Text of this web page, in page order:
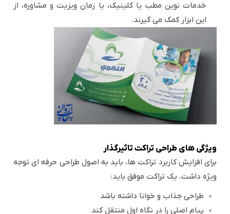
خدمات نوین مطب یا کلینیک، یا زمان ویزیت و مشاوره، از
این ابزار کمک می گیرند.
ویژگی های طراحی تراکت تاثیرگذار
برای افزایش کاربرد تراکت ها، باید به اصول طراحی حرفه ای توجه
ویژه داشت. یک تراکت موفق باید:
طراحی جذاب و خوانا داشته باشد
پیام اصلی را در نگاه اول منتقل کند